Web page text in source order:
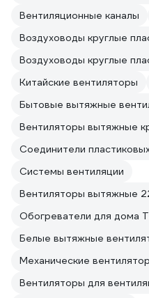
Вентиляционные каналы
Воздуховоды круглые
Воздуховоды круглые
Китайские вентиляторы
Бытовые вытяжные
Вентиляторы вытяжные
Соединители
Системы вентиляции
Вентиляторы вытяжные
Обогреватели для дома
Белые вытяжные
Механические
Вентиляторы для